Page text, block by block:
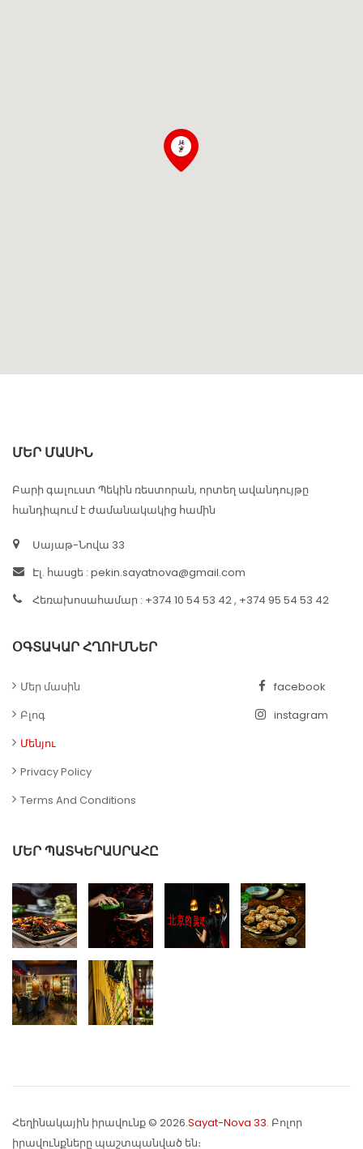
ՄԵՐ ՄԱՍԻՆ
Բարի գալուստ Պեկին ռեստորան, որտեղ ավանդույթը
հանդիպում է ժամանակակից համին
Սայաթ-Նովա 33
Էլ. հասցե : pekin.sayatnova@gmail.com
Հեռախոսահամար : +374 10 54 53 42 , +374 95 54 53 42
ՕԳՏԱԿԱՐ ՀՂՈՒՄՆԵՐ
Մեր մասին
Բլոգ
Մենյու
Privacy Policy
Terms And Conditions
facebook
instagram
ՄԵՐ ՊԱՏԿԵՐԱՍՐԱՀԸ
Հեղինակային իրավունք © 2026.Sayat-Nova 33. Բոլոր
իրավունքները պաշտպանված են։